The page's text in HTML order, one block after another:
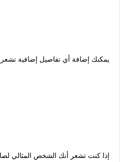
يمكنك إضافة أي تفاصيل إضافية تشعر
إذا كنت تشعر أنك الشخص المثالي